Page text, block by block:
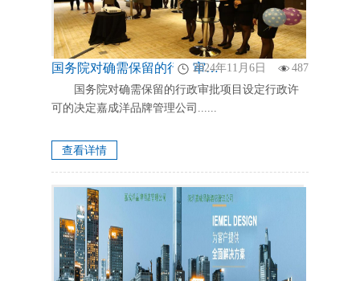
国务院对确需保留的行政审批项目设定行政许可的决定国务院对确需保留的行政审批项目设定行政许可的决定嘉成洋品牌管理公司
2024年11月6日
487
国务院对确需保留的行政审批项目设定行政许
可的决定嘉成洋品牌管理公司......
查看详情